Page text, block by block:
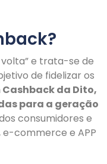
e trata-se de
de fidelizar os
Cashback da Dito,
para a geração
consumidores e
e-commerce e APP